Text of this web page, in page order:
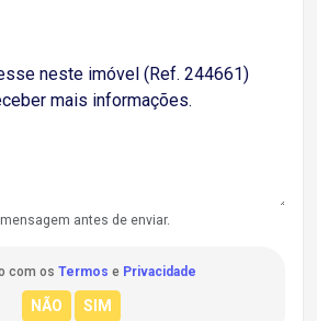
antes de enviar.
com os Termos e Privacidade